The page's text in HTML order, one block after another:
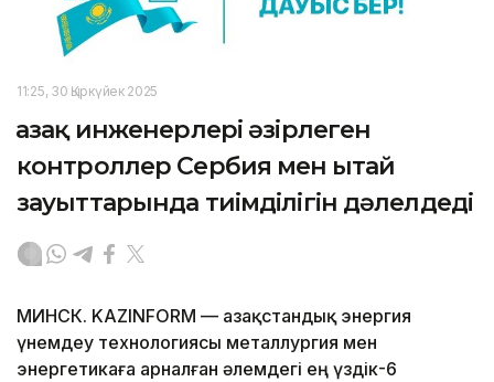
11:25, 30 Қыркүйек 2025
Қазақ инженерлері әзірлеген
контроллер Сербия мен Қытай
зауыттарында тиімділігін дәлелдеді
МИНСК. KAZINFORM — Қазақстандық энергия
үнемдеу технологиясы металлургия мен
энергетикаға арналған әлемдегі ең үздік-6